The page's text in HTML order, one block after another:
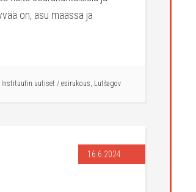
on, asu maassa ja
Instituutin uutiset / esirukous, Lutšagov
16.6.2024